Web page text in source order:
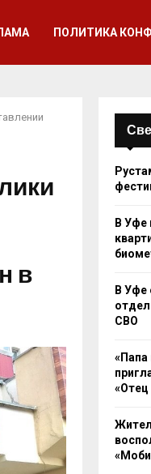
ПОЛИТИКА
в
В Уфе
В Уфе
СВО
«Папа
«Отец